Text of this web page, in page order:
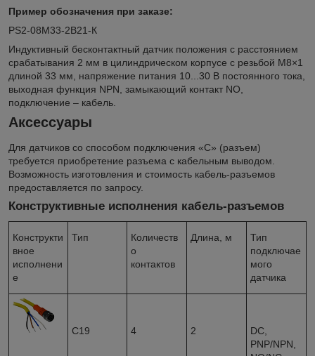
Пример обозначения при заказе:
PS2-08M33-2B21-К
Индуктивный бесконтактный датчик положения с расстоянием
срабатывания 2 мм в цилиндрическом корпусе с резьбой М8×1
длиной 33 мм, напряжение питания 10...30 В постоянного тока,
выходная функция NPN, замыкающий контакт NO,
подключение – кабель.
Аксессуары
Для датчиков со способом подключения «С» (разъем)
требуется приобретение разъема с кабельным выводом.
Возможность изготовления и стоимость кабель-разъемов
предоставляется по запроcу.
Конструктивные исполнения кабель-разъемов
Конструкти
вное
исполнени
е
Тип
Количеств
о
контактов
Длина, м
Тип
подключае
мого
датчика
С19 4 2
DC,
PNP/NPN,